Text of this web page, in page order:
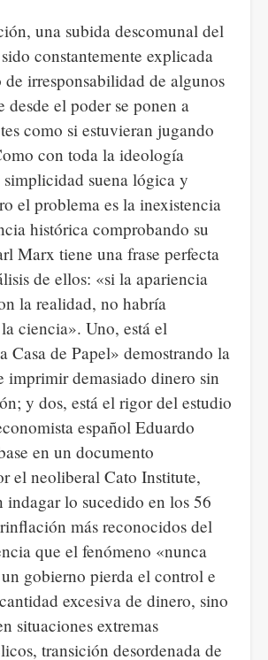
una subida descomunal del
constantemente explicada
irresponsabilidad de algunos
desde el poder se ponen a
como si estuvieran jugando
con toda la ideología
suena lógica y
el problema es la inexistencia
histórica comprobando su
Marx tiene una frase perfecta
de ellos: «si la apariencia
la realidad, no habría
ciencia». Uno, está el
Casa de Papel» demostrando la
imprimir demasiado dinero sin
y dos, está el rigor del estudio
español Eduardo
en un documento
el neoliberal Cato Institute,
indagar lo sucedido en los 56
más reconocidos del
que el fenómeno «nunca
gobierno pierda el control e
excesiva de dinero, sino
situaciones extremas
transición desordenada de